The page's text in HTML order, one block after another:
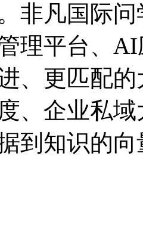
非凡国际问
平台、
、更匹配
度、企业
到知识的